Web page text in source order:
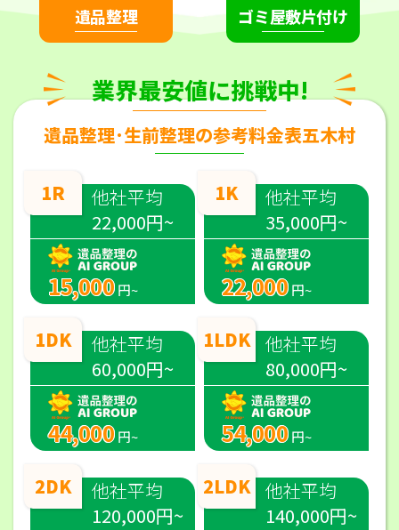
遺品整理 ゴミ屋敷片付け
業界最安値に挑戦中!
遺品整理･生前整理の参考料金表五木村
1R
他社平均
22,000円~
15,000 円~
1DK
他社平均
60,000円~
44,000 円~
2DK
他社平均
120,000円~
1K
他社平均
35,000円~
22,000 円~
1LDK 他社平均
80,000円~
54,000 円~
2LDK 他社平均
140,000円~